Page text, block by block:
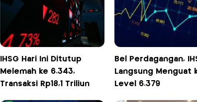
IHSG Hari Ini Ditutup
Melemah ke 6.343,
Transaksi Rp18,1 Triliun
Bel Perdagangan,
Langsung Menguat
Level 6.379